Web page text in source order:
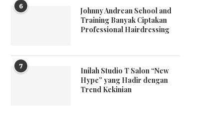
6
Johnny Andrean School and
Training Banyak Ciptakan
Professional Hairdressing
7
Inilah Studio T Salon “New
Hype” yang Hadir dengan
Trend Kekinian